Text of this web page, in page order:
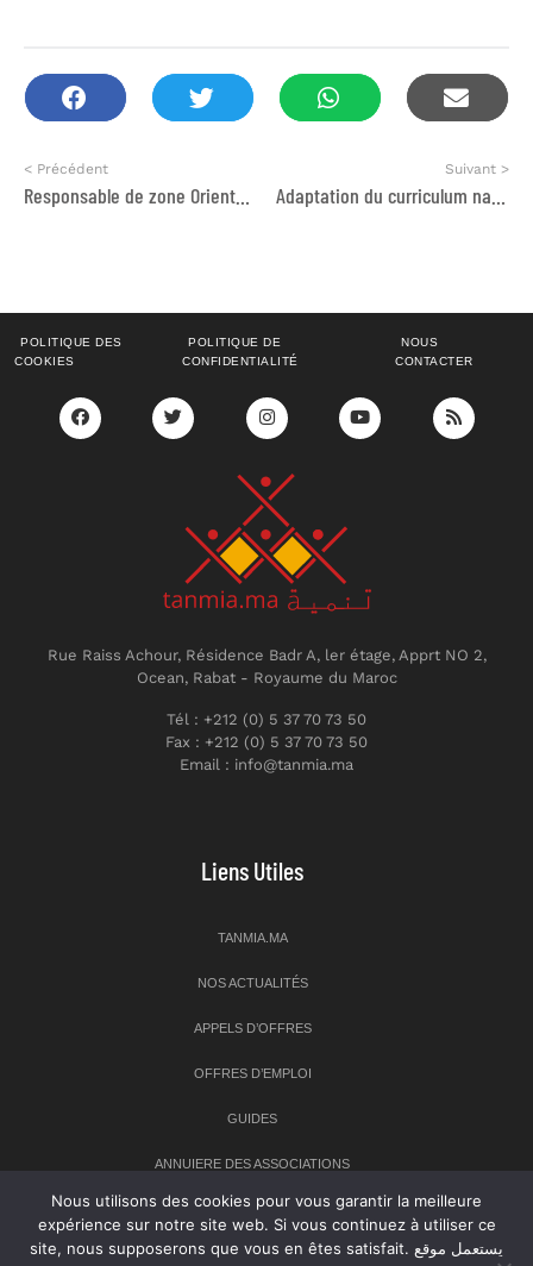
< Précédent Suivant >
POLITIQUE DES
COOKIES
POLITIQUE DE
CONFIDENTIALITÉ
NOUS
CONTACTER
Rue Raiss Achour, Résidence Badr A, ler étage, Apprt NO 2,
Ocean, Rabat - Royaume du Maroc
Tél : +212 (0) 5 37 70 73 50
Fax : +212 (0) 5 37 70 73 50
Email : info@tanmia.ma
Liens Utiles
TANMIA.MA
NOS ACTUALITÉS
APPELS D’OFFRES
OFFRES D’EMPLOI
GUIDES
ANNUIERE DES ASSOCIATIONS
Newsletter
Nous utilisons des cookies pour vous garantir la meilleure
expérience sur notre site web. Si vous continuez à utiliser ce
site, nous supposerons que vous en êtes satisfait. يستعمل موقع